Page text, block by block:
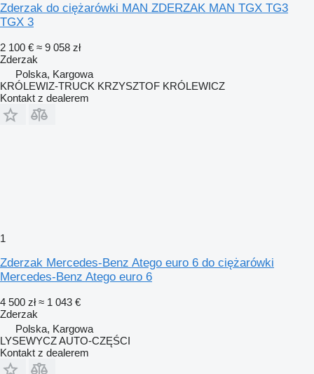
Zderzak do ciężarówki MAN ZDERZAK MAN TGX TG3
TGX 3
2 100 € ≈ 9 058 zł
Zderzak
Polska, Kargowa
KRÓLEWIZ-TRUCK KRZYSZTOF KRÓLEWICZ
Kontakt z dealerem
1
Zderzak Mercedes-Benz Atego euro 6 do ciężarówki
Mercedes-Benz Atego euro 6
4 500 zł ≈ 1 043 €
Zderzak
Polska, Kargowa
LYSEWYCZ AUTO-CZĘŚCI
Kontakt z dealerem